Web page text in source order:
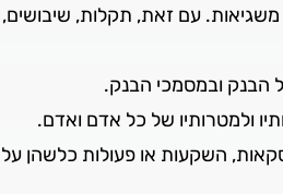
עם זאת, תקלות, שיבושים,
הבנק ובמסמכי הבנק.
השקעות או פעולות כלשהן